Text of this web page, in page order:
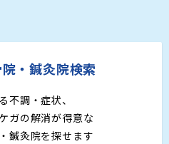
・鍼灸院検索
不調・症状、
ガの解消が得意な
鍼灸院を探せます